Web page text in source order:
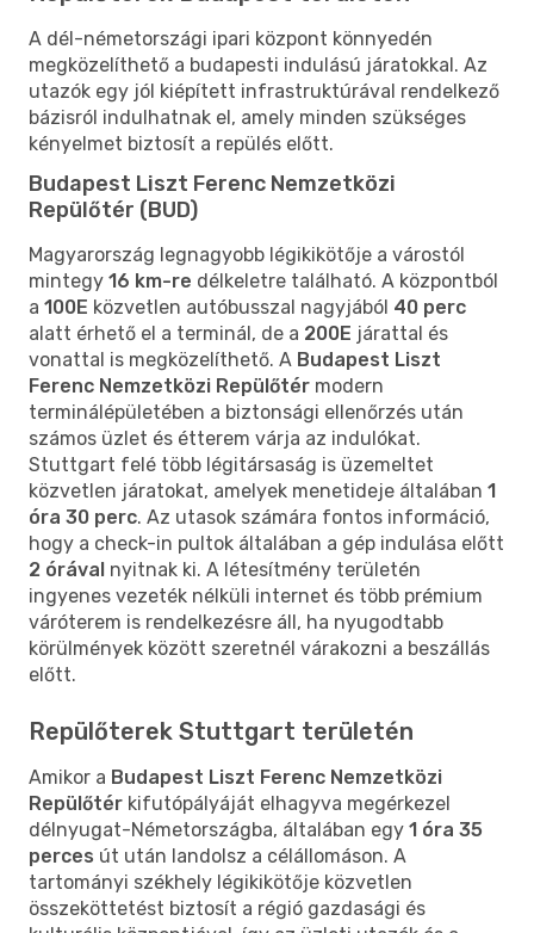
A dél-németországi ipari központ könnyedén
megközelíthető a budapesti indulású járatokkal. Az
utazók egy jól kiépített infrastruktúrával rendelkező
bázisról indulhatnak el, amely minden szükséges
kényelmet biztosít a repülés előtt.
Budapest Liszt Ferenc Nemzetközi
Repülőtér (BUD)
Magyarország legnagyobb légikikötője a várostól
mintegy 16 km-re délkeletre található. A központból
a 100E közvetlen autóbusszal nagyjából 40 perc
alatt érhető el a terminál, de a 200E járattal és
vonattal is megközelíthető. A Budapest Liszt
Ferenc Nemzetközi Repülőtér modern
terminálépületében a biztonsági ellenőrzés után
számos üzlet és étterem várja az indulókat.
Stuttgart felé több légitársaság is üzemeltet
közvetlen járatokat, amelyek menetideje általában 1
óra 30 perc. Az utasok számára fontos információ,
hogy a check-in pultok általában a gép indulása előtt
2 órával nyitnak ki. A létesítmény területén
ingyenes vezeték nélküli internet és több prémium
váróterem is rendelkezésre áll, ha nyugodtabb
körülmények között szeretnél várakozni a beszállás
előtt.
Repülőterek Stuttgart területén
Amikor a Budapest Liszt Ferenc Nemzetközi
Repülőtér kifutópályáját elhagyva megérkezel
délnyugat-Németországba, általában egy 1 óra 35
perces út után landolsz a célállomáson. A
tartományi székhely légikikötője közvetlen
összeköttetést biztosít a régió gazdasági és